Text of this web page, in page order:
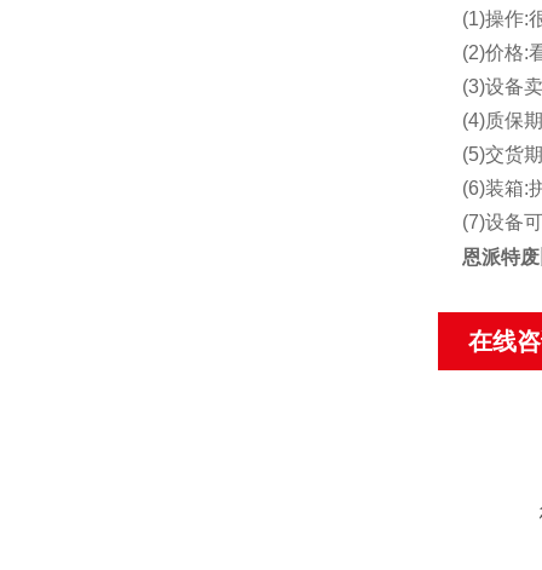
(1)操作:
(2)价格:
(3)设备
(4)质保
(5)交货
(6)装箱:
(7)设备
恩派特
在线